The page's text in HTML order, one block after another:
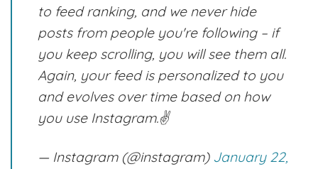
to feed ranking, and we never hide
posts from people you're following – if
you keep scrolling, you will see them all.
Again, your feed is personalized to you
and evolves over time based on how
you use Instagram.✌️
— Instagram (@instagram) January 22,